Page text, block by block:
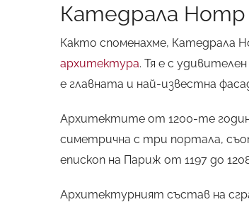
Катедрала
Както споменахме, Катедрала
архитектура. Тя е с
е главната и най-известна
Архитектите от 1200-те
симетрична с три портала,
епископ на Париж от 1197 до
Архитектурният състав на